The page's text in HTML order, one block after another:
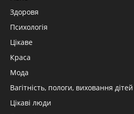
Здоровя
Психологія
Цікаве
Краса
Мода
Вагітність, пологи, виховання дітей
Цікаві люди